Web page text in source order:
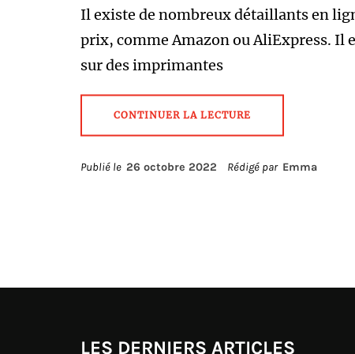
Il existe de nombreux détaillants en
prix, comme Amazon ou AliExpress. Il
sur des imprimantes
CONTINUER LA LECTURE
Publié le 26 octobre 2022 Rédigé par Emma
LES DERNIERS ARTICLES